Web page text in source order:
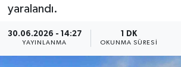
yaralandı.
30.06.2026 - 14:27
YAYINLANMA
1 DK
OKUNMA SÜRESI